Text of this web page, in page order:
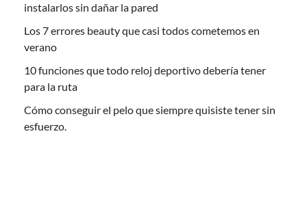
instalarlos sin dañar la pared
Los 7 errores beauty que casi todos cometemos en
verano
10 funciones que todo reloj deportivo debería tener
para la ruta
Cómo conseguir el pelo que siempre quisiste tener sin
esfuerzo.